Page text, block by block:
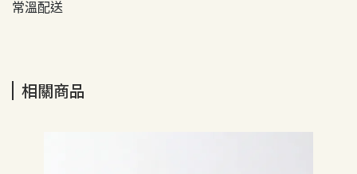
常溫配送
相關商品